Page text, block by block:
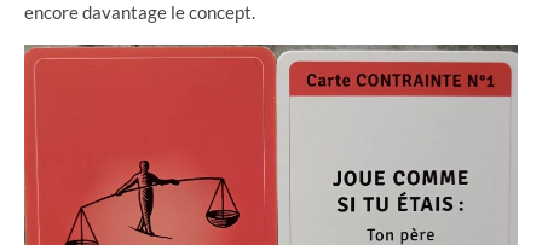
encore davantage le concept.